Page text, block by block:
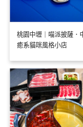
桃園中壢｜喵派披薩．
癒系貓咪風格小店